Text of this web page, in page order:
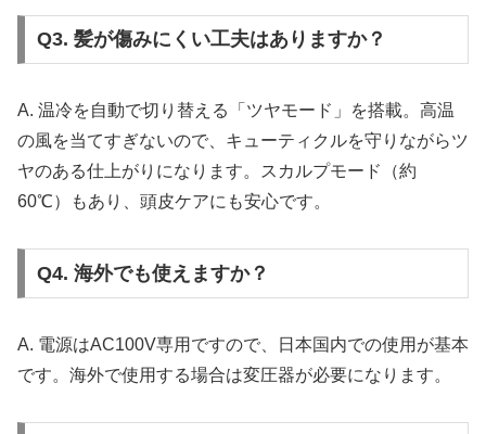
Q3. 髪が傷みにくい工夫はありますか？
A. 温冷を自動で切り替える「ツヤモード」を搭載。高温
の風を当てすぎないので、キューティクルを守りながらツ
ヤのある仕上がりになります。スカルプモード（約
60℃）もあり、頭皮ケアにも安心です。
Q4. 海外でも使えますか？
A. 電源はAC100V専用ですので、日本国内での使用が基本
です。海外で使用する場合は変圧器が必要になります。